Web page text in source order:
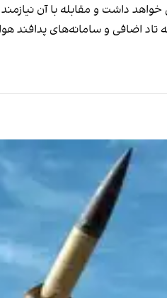
خواهد داشت و مقابله با آن
اضافی و سامانه‌های پدافند